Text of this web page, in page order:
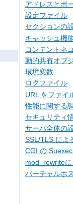
アドレスとポ
設定ファイル
セクションの
キャッシュ機
コンテントネ
動的共有オブ
環境変数
ログファイル
URL をファイ
性能に関する
セキュリティ
サーバ全体の
SSL/TLS によ
CGI の
mod_rewrite
バーチャルホ